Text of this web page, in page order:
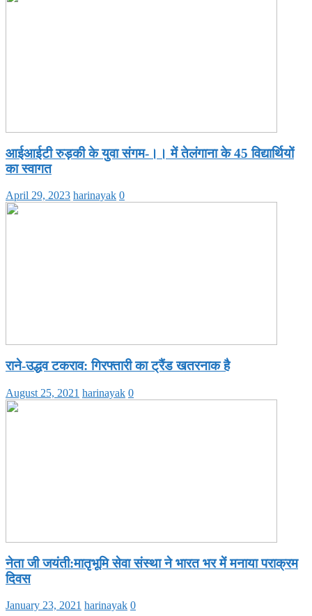
आईआईटी रुड़की के युवा संगम-।। में तेलंगाना के 45 विद्यार्थियों
का स्वागत
April 29, 2023 harinayak 0
राने-उद्धव टकराव: गिरफ्तारी का ट्रैंड खतरनाक है
August 25, 2021 harinayak 0
नेता जी जयंती:मातृभूमि सेवा संस्था ने भारत भर में मनाया पराक्रम
दिवस
January 23, 2021 harinayak 0